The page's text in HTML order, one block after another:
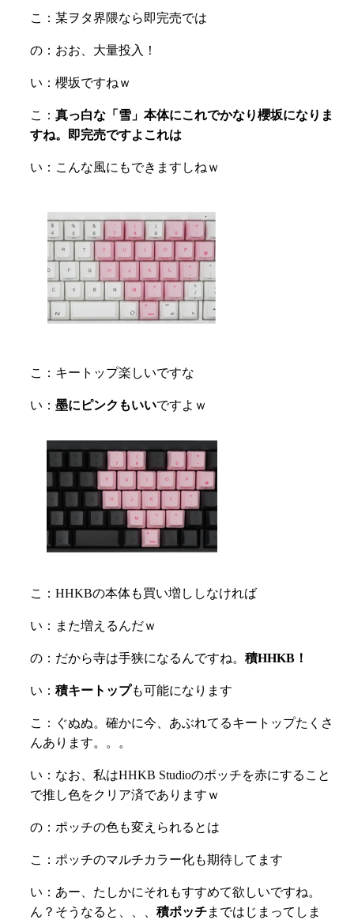
こ：某ヲタ界隈なら即完売では
の：おお、大量投入！
い：櫻坂ですねｗ
こ： 真っ白な「雪」本体にこれでかなり櫻坂になりま
すね。即完売ですよこれは
い：こんな風にもできますしねｗ
こ：キートップ楽しいですな
い： 墨にピンクもいいですよｗ
こ：HHKBの本体も買い増ししなければ
い：また増えるんだｗ
の：だから寺は手狭になるんですね。 積HHKB！
い： 積キートップも可能になります
こ：ぐぬぬ。確かに今、あぶれてるキートップたくさ
んあります。。。
い：なお、私はHHKB Studioのポッチを赤にすること
で推し色をクリア済でありますｗ
の：ポッチの色も変えられるとは
こ：ポッチのマルチカラー化も期待してます
い：あー、たしかにそれもすすめて欲しいですね。
ん？そうなると、、、 積ポッチまではじまってしま